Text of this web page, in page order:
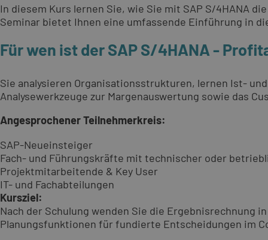
In diesem Kurs lernen Sie, wie Sie mit SAP S/4HANA
Seminar bietet Ihnen eine umfassende Einführung in
Für wen ist der SAP S/4HANA -
Sie analysieren Organisationsstrukturen, lernen Ist-
Analysewerkzeuge zur Margenauswertung sowie das
Angesprochener Teilnehmerkreis:
SAP-Neueinsteiger
Fach- und Führungskräfte mit technischer oder
Projektmitarbeitende & Key User
IT- und Fachabteilungen
Kursziel:
Nach der Schulung wenden Sie die Ergebnisrechnung
Planungsfunktionen für fundierte Entscheidungen im